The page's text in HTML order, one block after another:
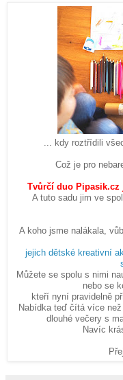
... kdy roztřídili
Což je pro
Tvůrčí duo Pipasik.cz
A tuto sadu jim ve
A koho jsme nalákala,
jejich dětské kreativní
Můžete se spolu s nimi
nebo se
kteří nyní pravidelně
Nabídka teď čítá více
dlouhé večery s
Navíc